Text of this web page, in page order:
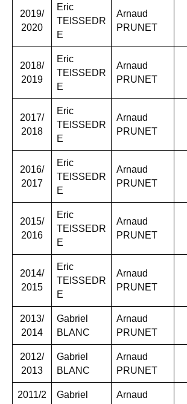
2019/
2020
Eric
TEISSEDR
E
Arnaud
PRUNET
2018/
2019
Eric
TEISSEDR
E
Arnaud
PRUNET
2017/
2018
Eric
TEISSEDR
E
Arnaud
PRUNET
2016/
2017
Eric
TEISSEDR
E
Arnaud
PRUNET
2015/
2016
Eric
TEISSEDR
E
Arnaud
PRUNET
2014/
2015
Eric
TEISSEDR
E
Arnaud
PRUNET
2013/
2014
Gabriel
BLANC
Arnaud
PRUNET
2012/
2013
Gabriel
BLANC
Arnaud
PRUNET
2011/2
Gabriel
Arnaud